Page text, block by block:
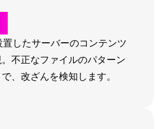
したサーバーのコンテンツ
不正なファイルのパターン
、改ざんを検知します。